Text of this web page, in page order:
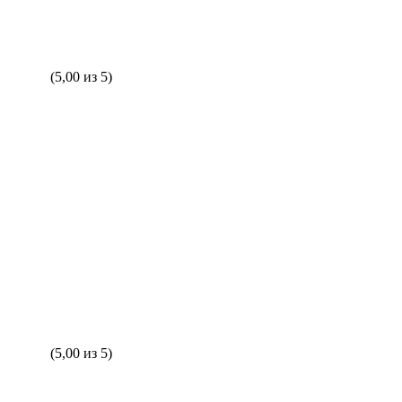
(5,00 из 5)
(5,00 из 5)